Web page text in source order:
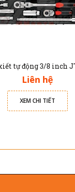
Liên hệ
XEM CHI TIẾT